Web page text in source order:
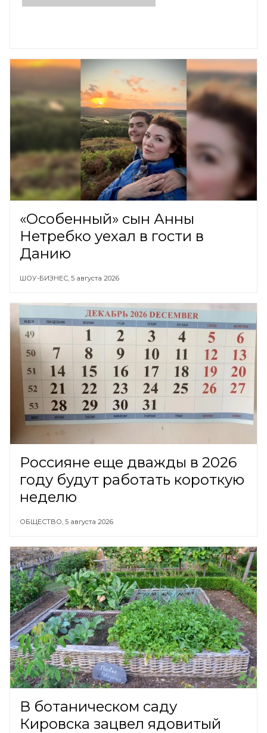
«Особенный» сын Анны
Нетребко уехал в гости в
Данию
ШОУ-БИЗНЕС, 5 августа 2026
Россияне еще дважды в 2026
году будут работать короткую
неделю
ОБЩЕСТВО, 5 августа 2026
В ботаническом саду
Кировска зацвел ядовитый